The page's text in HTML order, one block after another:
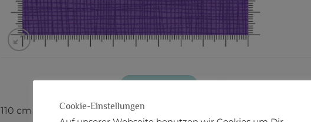
ZUSÄTZLICHE
110 cm BreiteCookie-Einstellungen